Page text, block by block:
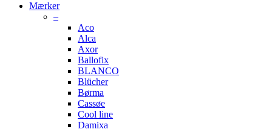
Mærker
–
Aco
Alca
Axor
Ballofix
BLANCO
Blücher
Børma
Cassøe
Cool line
Damixa